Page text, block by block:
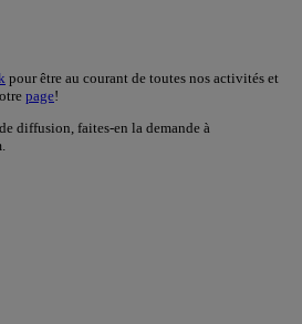
pour être au courant de toutes nos activités et
page!
diffusion, faites-en la demande à